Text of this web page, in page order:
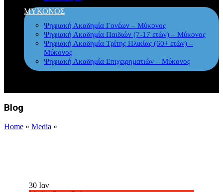
ΜΥΚΟΝΟΣ
Ψηφιακή Ακαδημία Γονέων – Μύκονος
Ψηφιακή Ακαδημία Παιδιών (7-17 ετών) – Μύκονος
Ψηφιακή Ακαδημία Τρίτης Ηλικίας (60+ ετών) –
Μύκονος
Ψηφιακή Ακαδημία Επιχειρηματιών – Μύκονος
Blog
Home » Media »
30 Ιαν